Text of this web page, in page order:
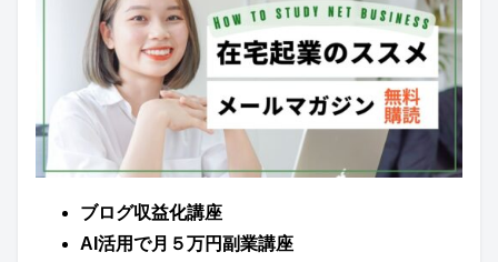
ブログ収益化講座
AI活用で月５万円副業講座